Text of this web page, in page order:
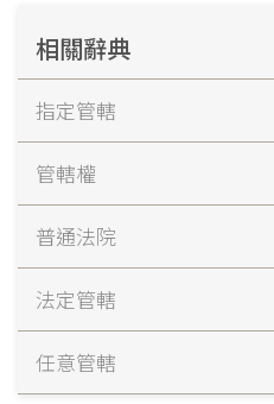
相關辭典
指定管轄
管轄權
普通法院
法定管轄
任意管轄